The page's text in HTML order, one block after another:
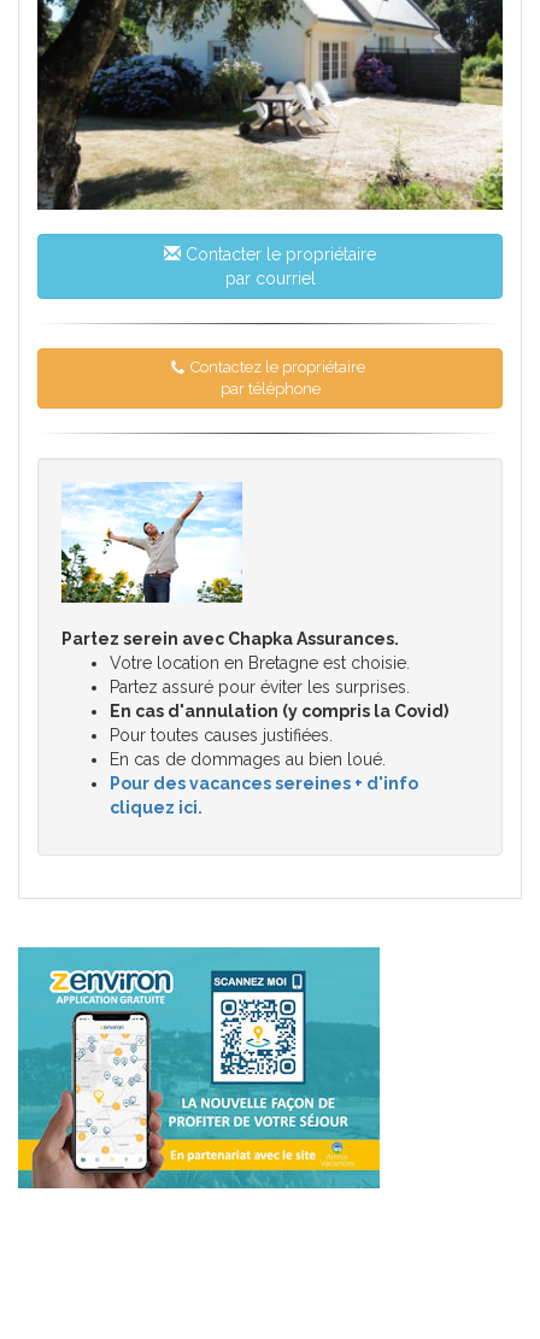
Contacter le propriétaire
par courriel
Contactez le propriétaire
par téléphone
Partez serein avec Chapka Assurances.
Votre location en Bretagne est choisie.
Partez assuré pour éviter les surprises.
En cas d'annulation (y compris la Covid)
Pour toutes causes justifiées.
En cas de dommages au bien loué.
Pour des vacances sereines + d'info
cliquez ici.